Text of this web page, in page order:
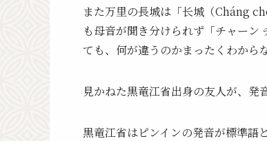
また万里の長城は「长城（Cháng
も母音が聞き分けられず「チャー
ても、何が違うのかまったくわから
見かねた黒竜江省出身の友人が、発
黒竜江省はピンインの発音が標準語